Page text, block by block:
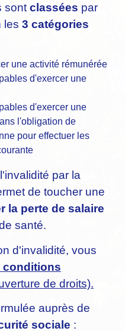
sont classées par
les 3 catégories
une activité rémunérée
d'exercer une
d'exercer une
l'obligation de
pour effectuer les
par la
de toucher une
la perte de salaire
santé.
d'invalidité, vous
conditions
de droits).
auprès de
sociale :